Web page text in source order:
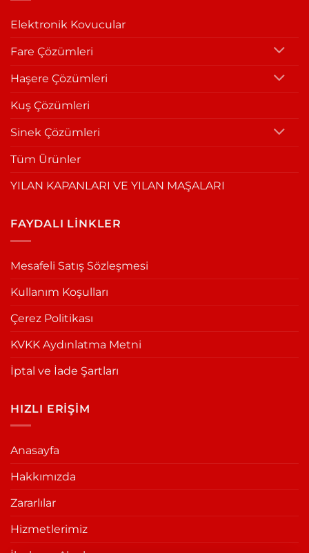
Elektronik Kovucular
Fare Çözümleri
Haşere Çözümleri
Kuş Çözümleri
Sinek Çözümleri
Tüm Ürünler
YILAN KAPANLARI VE YILAN MAŞALARI
FAYDALI LİNKLER
Mesafeli Satış Sözleşmesi
Kullanım Koşulları
Çerez Politikası
KVKK Aydınlatma Metni
İptal ve İade Şartları
HIZLI ERİŞİM
Anasayfa
Hakkımızda
Zararlılar
Hizmetlerimiz